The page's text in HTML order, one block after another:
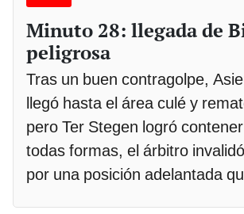
Minuto 28: llegada de
peligrosa
Tras un buen contragolpe,
llegó hasta el área culé y
pero Ter Stegen logró
todas formas, el árbitro
por una posición adelantada